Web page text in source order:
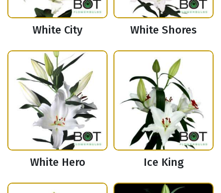
White City White Shores
White Hero Ice King